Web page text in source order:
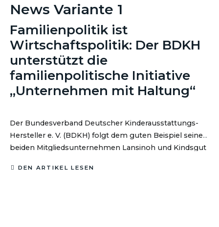
News Variante 1
Familienpolitik ist
Wirtschaftspolitik: Der BDKH
unterstützt die
familienpolitische Initiative
„Unternehmen mit Haltung“
Der Bundesverband Deutscher Kinderausstattungs-
Hersteller e. V. (BDKH) folgt dem guten Beispiel seiner
beiden Mitgliedsunternehmen Lansinoh und Kindsgut
„Unternehmen mit Haltung“ von Natascha Sagorski.
DEN ARTIKEL LESEN